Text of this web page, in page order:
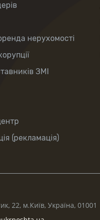
нерухомості
ЗМІ
(рекламація)
22, м.Київ, Україна, 01001